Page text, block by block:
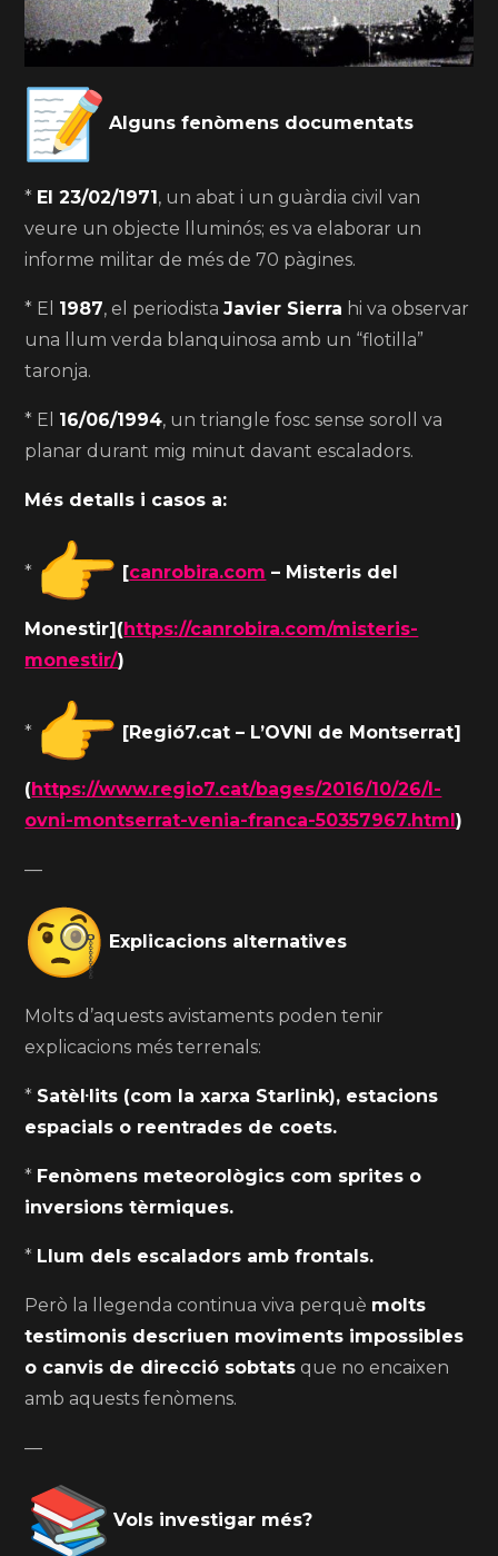
Alguns fenòmens documentats
* El 23/02/1971, un abat i un guàrdia civil van
veure un objecte lluminós; es va elaborar un
informe militar de més de 70 pàgines.
* El 1987, el periodistaJavier Sierra hi va observar
una llum verda blanquinosa amb un “flotilla”
taronja.
* El 16/06/1994, un triangle fosc sense soroll va
planar durant mig minut davant escaladors.
Més detalls i casos a:
* [canrobira.com – Misteris del
Monestir](https://canrobira.com/misteris-
monestir/)
* [Regió7.cat – L’OVNI de Montserrat]
(https://www.regio7.cat/bages/2016/10/26/l-
ovni-montserrat-venia-franca-50357967.html)
—
Explicacions alternatives
Molts d’aquests avistaments poden tenir
explicacions més terrenals:
* Satèl·lits (com la xarxa Starlink), estacions
espacials o reentrades de coets.
* Fenòmens meteorològics com sprites o
inversions tèrmiques.
* Llum dels escaladors amb frontals.
Però la llegenda continua viva perquè molts
testimonis descriuen moviments impossibles
o canvis de direcció sobtats que no encaixen
amb aquests fenòmens.
—
Vols investigar més?